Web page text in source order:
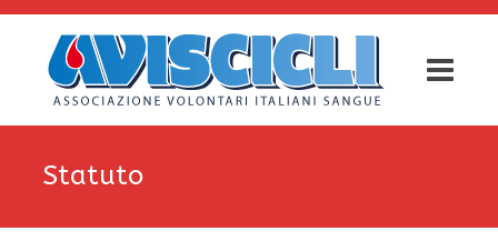
Statuto